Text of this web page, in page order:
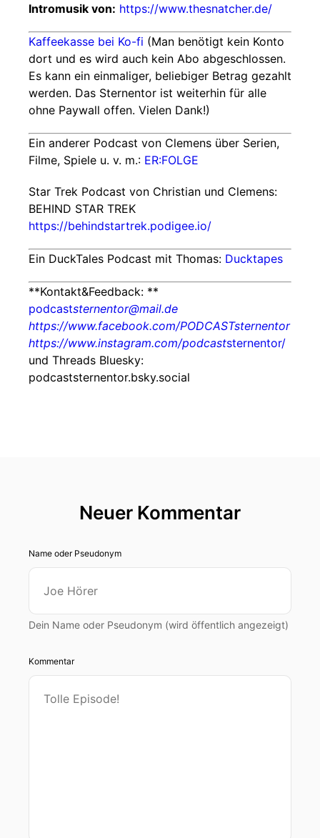
Intromusik von: https://www.thesnatcher.de/
Kaffeekasse bei Ko-fi (Man benötigt kein Konto
dort und es wird auch kein Abo abgeschlossen.
Es kann ein einmaliger, beliebiger Betrag gezahlt
werden. Das Sternentor ist weiterhin für alle
ohne Paywall offen. Vielen Dank!)
Ein anderer Podcast von Clemens über Serien,
Filme, Spiele u. v. m.: ER:FOLGE
Star Trek Podcast von Christian und Clemens:
BEHIND STAR TREK
https://behindstartrek.podigee.io/
Ein DuckTales Podcast mit Thomas: Ducktapes
**Kontakt&Feedback: **
podcaststernentor@mail.de
https://www.facebook.com/PODCASTsternentor
https://www.instagram.com/podcaststernentor/
und Threads Bluesky:
podcaststernentor.bsky.social
Neuer Kommentar
Name oder Pseudonym
Dein Name oder Pseudonym (wird öffentlich angezeigt)
Kommentar